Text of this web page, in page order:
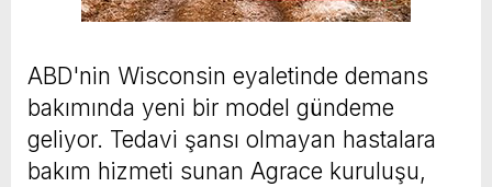
ABD'nin Wisconsin eyaletinde demans
bakımında yeni bir model gündeme
geliyor. Tedavi şansı olmayan hastalara
bakım hizmeti sunan Agrace kuruluşu,